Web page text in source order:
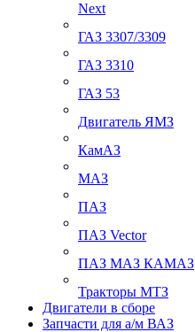
Next
ГАЗ 3307/3309
ГАЗ 3310
ГАЗ 53
Двигатель ЯМЗ
КамАЗ
МАЗ
ПАЗ
ПАЗ Vector
ПАЗ МАЗ КАМАЗ
Тракторы МТЗ
Двигатели в сборе
Запчасти для а/м ВАЗ